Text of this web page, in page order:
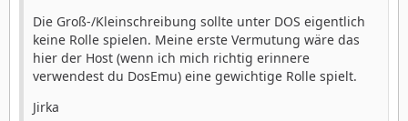
Die Groß-/Kleinschreibung sollte unter DOS eigentlich
keine Rolle spielen. Meine erste Vermutung wäre das
hier der Host (wenn ich mich richtig erinnere
verwendest du DosEmu) eine gewichtige Rolle spielt.
Jirka